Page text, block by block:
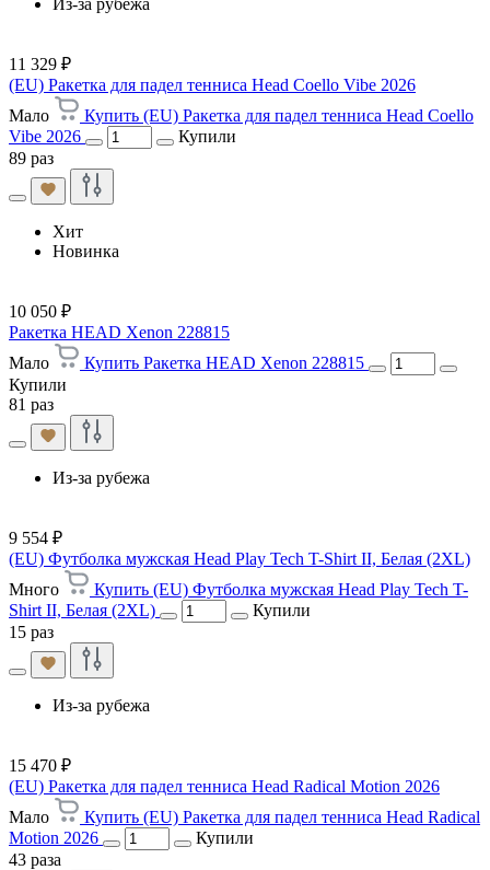
11 329 ₽
(EU) Ракетка для падел тенниса Head Coello Vibe 2026
Мало
Купить (EU) Ракетка для падел тенниса Head Coello
Vibe 2026
Купили
89 раз
Хит
Новинка
10 050 ₽
Ракетка HEAD Xenon 228815
Мало
Купить Ракетка HEAD Xenon 228815
Купили
81 раз
Из-за рубежа
9 554 ₽
(EU) Футболка мужская Head Play Tech T-Shirt II, Белая (2XL)
Много
Купить (EU) Футболка мужская Head Play Tech T-
Shirt II, Белая (2XL)
Купили
15 раз
Из-за рубежа
15 470 ₽
(EU) Ракетка для падел тенниса Head Radical Motion 2026
Мало
Купить (EU) Ракетка для падел тенниса Head Radical
Motion 2026
Купили
43 раза